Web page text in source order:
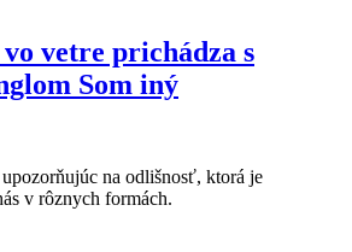
vetre prichádza s
Som iný
na odlišnosť, ktorá je
v rôznych formách.